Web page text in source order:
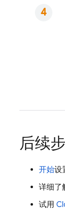
后续
开始设
详细了
试用